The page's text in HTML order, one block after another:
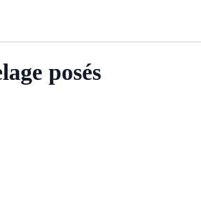
posés